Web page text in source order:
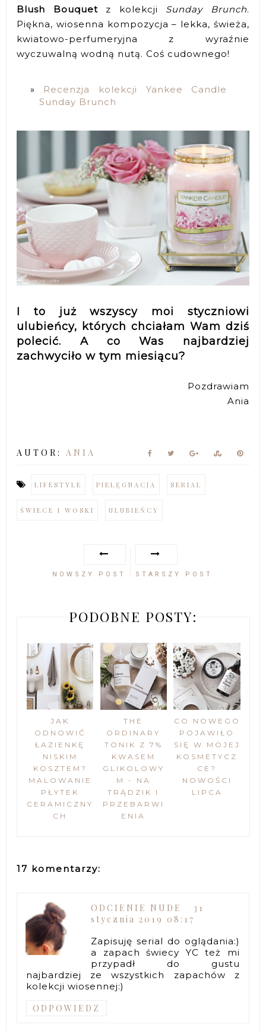
Blush Bouquetz kolekcji Sunday Brunch.
Piękna, wiosenna kompozycja – lekka, świeża,
kwiatowo-perfumeryjna z wyraźnie
wyczuwalną wodną nutą. Coś cudownego!
Recenzja kolekcji Yankee Candle
Sunday Brunch
I to już wszyscy moi styczniowi
ulubieńcy, których chciałam Wam dziś
polecić. A co Was najbardziej
zachwyciło w tym miesiącu?
Pozdrawiam
Ania
AUTOR: ANIA
LIFESTYLE PIELĘGNACJA SERIAL
ŚWIECE I WOSKI ULUBIEŃCY
NOWSZY POST STARSZY POST
PODOBNE POSTY:
JAK
ODNOWIĆ
ŁAZIENKĘ
NISKIM
KOSZTEM?
MALOWANIE
PŁYTEK
CERAMICZNY
CH
THE
ORDINARY
TONIK Z 7%
KWASEM
GLIKOLOWY
M - NA
TRĄDZIK I
PRZEBARWI
ENIA
CO NOWEGO
POJAWIŁO
SIĘ W MOJEJ
KOSMETYCZ
CE?
NOWOŚCI
LIPCA
17 komentarzy:
ODCIENIE NUDE
31
stycznia 2019 08:17
Zapisuję serial do oglądania:)
a zapach świecy YC też mi
przypadł do gustu
najbardziej ze wszystkich zapachów z
kolekcji wiosennej:)
ODPOWIEDZ